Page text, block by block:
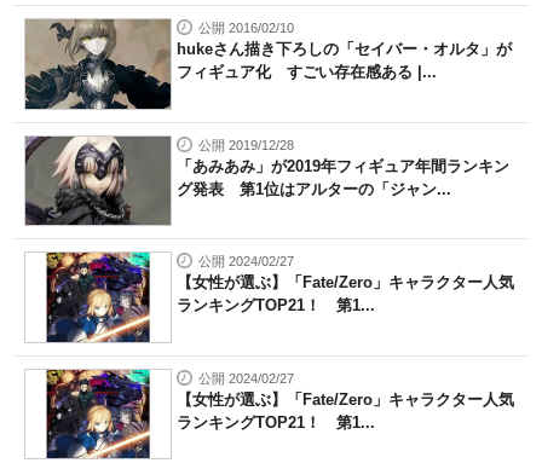
公開 2016/02/10
hukeさん描き下ろしの「セイバー・オルタ」が
フィギュア化 すごい存在感ある |...
公開 2019/12/28
「あみあみ」が2019年フィギュア年間ランキン
グ発表 第1位はアルターの「ジャン...
公開 2024/02/27
【女性が選ぶ】「Fate/Zero」キャラクター人気
ランキングTOP21！ 第1...
公開 2024/02/27
【女性が選ぶ】「Fate/Zero」キャラクター人気
ランキングTOP21！ 第1...